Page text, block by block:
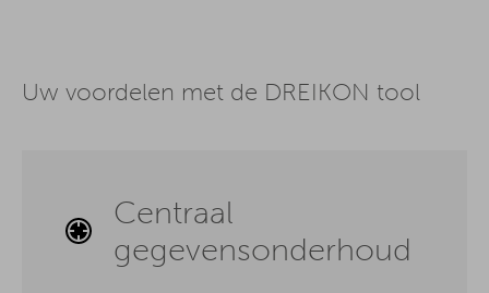
Uw voordelen met de DREIKON tool
Centraal
gegevensonderhoud